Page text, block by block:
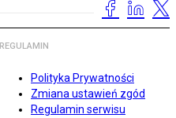
REGULAMIN
Polityka Prywatności
Zmiana ustawień zgód
Regulamin serwisu